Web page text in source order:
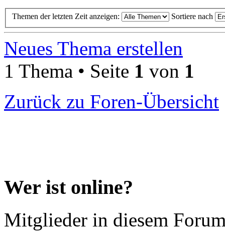
Themen der letzten Zeit anzeigen: Sortiere nach
Neues Thema erstellen
1 Thema • Seite 1 von 1
Zurück zu Foren-Übersicht
Wer ist online?
Mitglieder in diesem